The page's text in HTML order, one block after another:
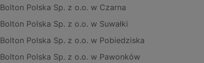
Bolton Polska Sp. z o.o. w Czarna
Bolton Polska Sp. z o.o. w Suwałki
Bolton Polska Sp. z o.o. w Pobiedziska
Bolton Polska Sp. z o.o. w Pawonków